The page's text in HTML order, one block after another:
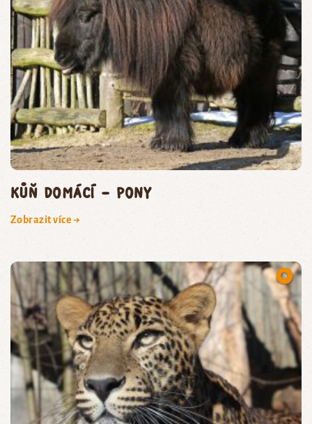
kůň domácí – pony
Zobrazit více →